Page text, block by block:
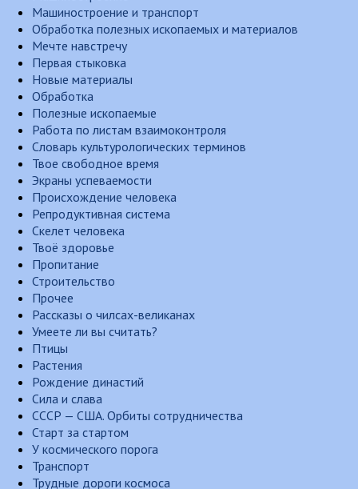
Машиностроение и транспорт
Обработка полезных ископаемых и материалов
Мечте навстречу
Первая стыковка
Новые материалы
Обработка
Полезные ископаемые
Работа по листам взаимоконтроля
Словарь культурологических терминов
Твое свободное время
Экраны успеваемости
Происхождение человека
Репродуктивная система
Скелет человека
Твоё здоровье
Пропитание
Строительство
Прочее
Рассказы о чилсах-великанах
Умеете ли вы считать?
Птицы
Растения
Рождение династий
Сила и слава
СССР — США. Орбиты сотрудничества
Старт за стартом
У космического порога
Транспорт
Трудные дороги космоса